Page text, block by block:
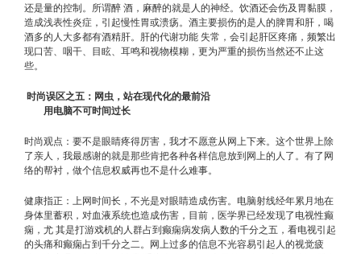
还是量的控制。所谓醉 酒，麻醉的就是人的神经。饮酒还会伤及胃黏膜，
造成浅表性炎症，引起慢性胃或溃疡。酒主要损伤的是人的脾胃和肝，喝
酒多的人大多都有酒精肝。肝的代谢功能 失常，会引起肝区疼痛，频繁出
现口苦、咽干、目眩、耳鸣和视物模糊，更为严重的损伤当然还不止这
些。
时尚误区之五：网虫，站在现代化的最前沿
用电脑不可时间过长
时尚观点：要不是眼睛疼得厉害，我才不愿意从网上下来。这个世界上除
了亲人，我最感谢的就是那些肯把各种各样信息放到网上的人了。有了网
络的帮衬，做个信息权威再也不是什么难事。
健康指正：上网时间长，不光是对眼睛造成伤害。电脑射线经年累月地在
身体里蓄积，对血液系统也造成伤害，目前，医学界已经发现了电视性癫
痫，尤 其是打游戏机的人群占到癫痫病发病人数的千分之五，看电视引起
的头痛和癫痫占到千分之二。网上过多的信息不光容易引起人的视觉疲